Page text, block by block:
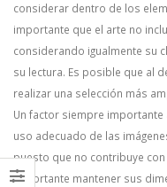
considerar dentro de los
importante que el arte no
considerando igualmente su
su lectura. Es posible que al
realizar una selección más
Un factor siempre
uso adecuado de las
puesto que no contribuye
importante mantener sus